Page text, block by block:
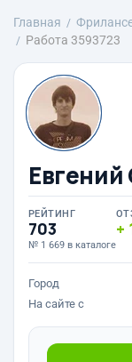
Главная
Работа 3593723
РЕЙТИНГ
703
№ 1 669 в каталоге
Город
На сайте с